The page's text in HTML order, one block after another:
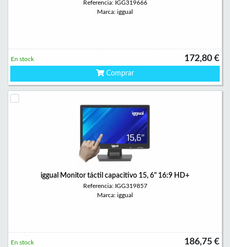
Referencia: IGG319666
Marca: iggual
172,80 €
En stock
Comprar
iggual Monitor táctil capacitivo 15, 6" 16:9 HD+
Referencia: IGG319857
Marca: iggual
186,75 €
En stock